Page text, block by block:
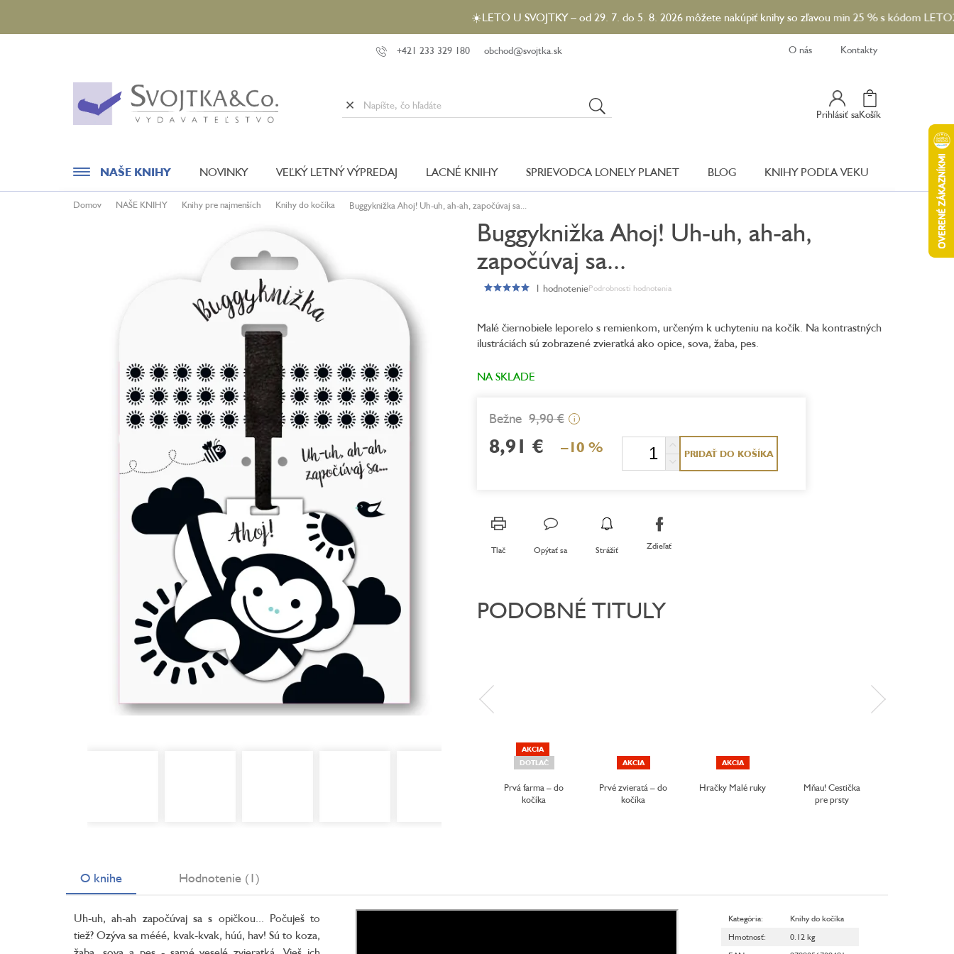
obsah
☀️LETO U SVOJTKY – od 29. 7. do 5. 8. 2026 môžete nakúpiť knihy so zľavou min 25 % s kódom LETO26. A
+421 233 329 180 obchod@svojtka.sk O nás Kontakty
Prihlásiť sa
Nákupný
Košík
NAŠE KNIHY
Aktivity / Samolepky
Rozprávky a príbehy
NOVINKY VEĽKÝ LETNÝ VÝPREDAJ LACNÉ KNIHY SPRIEVODCA LONELY PLANET BLOG KNIHY PODĽA VEKU
Domov NAŠE KNIHY Knihy pre najmenších Knihy do kočíka Buggyknižka Ahoj! Uh-uh, ah-ah, započúvaj sa...
Buggyknižka Ahoj! Uh-uh, ah-ah,
započúvaj sa...
Podrobnosti hodnotenia
Priemerné
je
5,0
5
hviezdičiek.
1 hodnotenie
Malé čiernobiele leporelo s remienkom, určeným k uchyteniu na kočík. Na kontrastných
ilustráciách sú zobrazené zvieratká ako opice, sova, žaba, pes.
NA SKLADE
9,90 € i
8,91 € –10 % PRIDAŤ DO KOŠÍKA
Tlač Opýtať sa Strážiť Zdieľať
PODOBNÉ TITULY
AKCIA
DOTLAČ
Prvá farma – do
kočíka
AKCIA
Prvé zvieratá – do
kočíka
AKCIA
Hračky Malé ruky
Mňau! Cestička
pre prsty
O knihe Hodnotenie (1)
Uh-uh, ah-ah započúvaj sa s opičkou... Počuješ to
tiež? Ozýva sa mééé, kvak-kvak, húú, hav! Sú to koza,
Kategória:
Knihy do kočíka
Hmotnosť:
0.12 kg